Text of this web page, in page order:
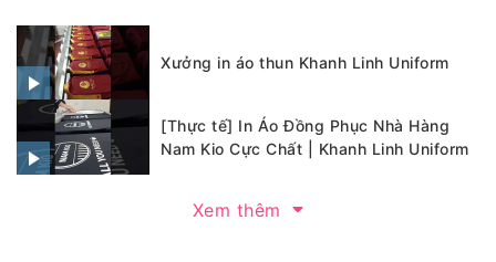
Xưởng in áo thun Khanh Linh Uniform
[Thực tế] In Áo Đồng Phục Nhà Hàng
Nam Kio Cực Chất | Khanh Linh Uniform
Xem thêm